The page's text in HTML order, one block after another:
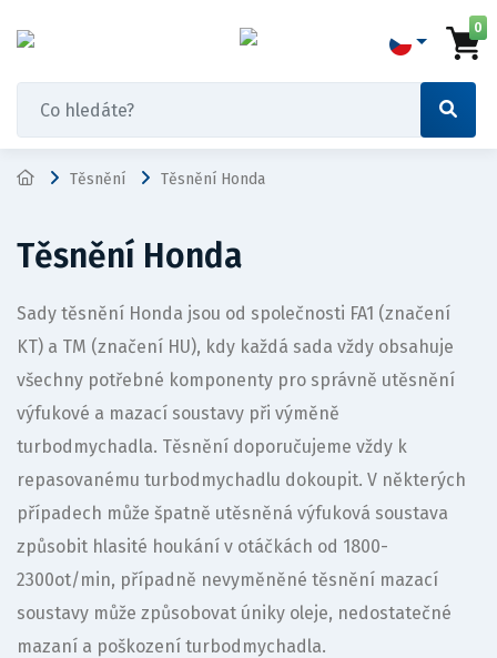
0
Těsnění Těsnění Honda
Těsnění Honda
Sady těsnění Honda jsou od společnosti FA1 (značení
KT) a TM (značení HU), kdy každá sada vždy obsahuje
všechny potřebné komponenty pro správně utěsnění
výfukové a mazací soustavy při výměně
turbodmychadla. Těsnění doporučujeme vždy k
repasovanému turbodmychadlu dokoupit. V některých
případech může špatně utěsněná výfuková soustava
způsobit hlasité houkání v otáčkách od 1800-
2300ot/min, případně nevyměněné těsnění mazací
soustavy může způsobovat úniky oleje, nedostatečné
mazaní a poškození turbodmychadla.